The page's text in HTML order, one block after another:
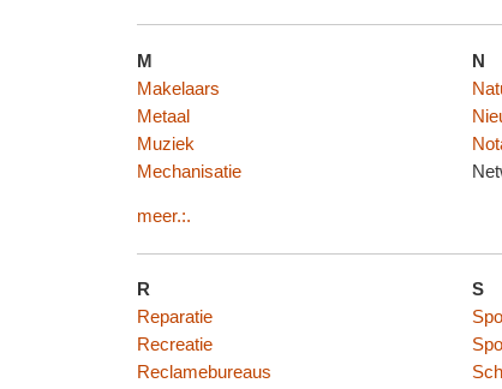
M
Makelaars
Metaal
Muziek
Mechanisatie
meer.:.
N
R
Reparatie
Recreatie
Reclamebureaus
S